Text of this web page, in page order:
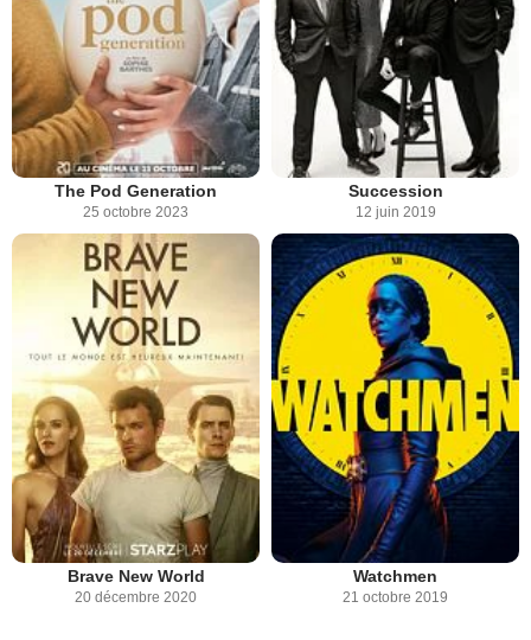
The Pod Generation
25 octobre 2023
Succession
12 juin 2019
Brave New World
20 décembre 2020
Watchmen
21 octobre 2019